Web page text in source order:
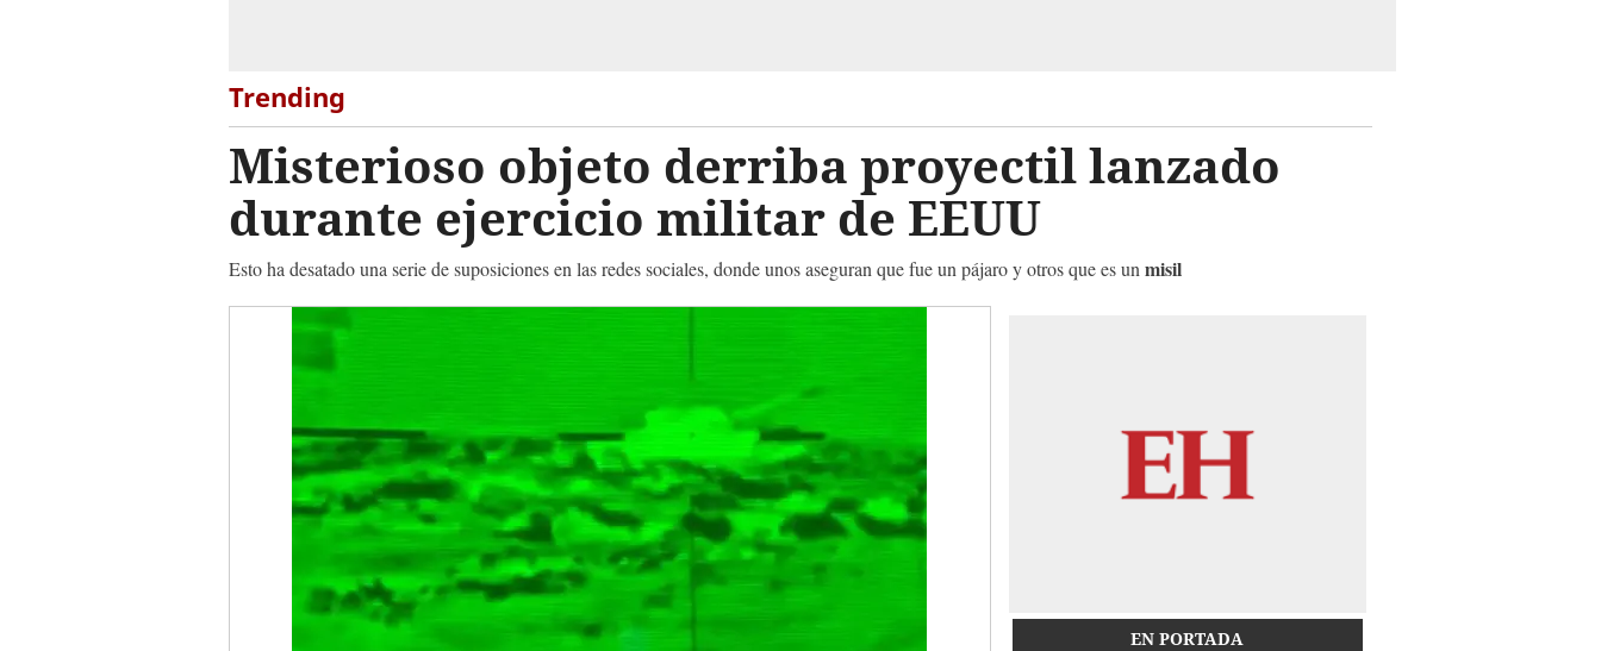
Trending
Misterioso objeto derriba proyectil lanzado
durante ejercicio militar de EEUU
Esto ha desatado una serie de suposiciones en las redes sociales, donde unos aseguran que fue un pájaro y otros que es un misil
EN PORTADA